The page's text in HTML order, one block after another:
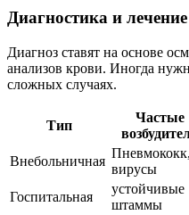
Диагностика и лечение
Диагноз ставят на основе
анализов крови. Иногда
сложных случаях.
Тип
Частые
Внебольничная
Пневмококк,
вирусы
Госпитальная
устойчивые
штаммы